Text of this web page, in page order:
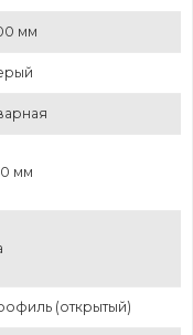
мм
мм
(открытый)